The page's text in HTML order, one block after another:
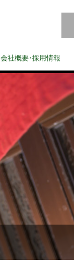
会社概要･採用情報